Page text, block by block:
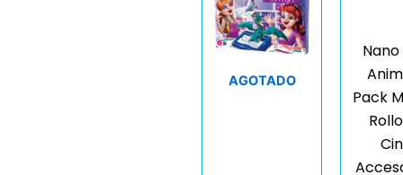
AGOTADO
Pack